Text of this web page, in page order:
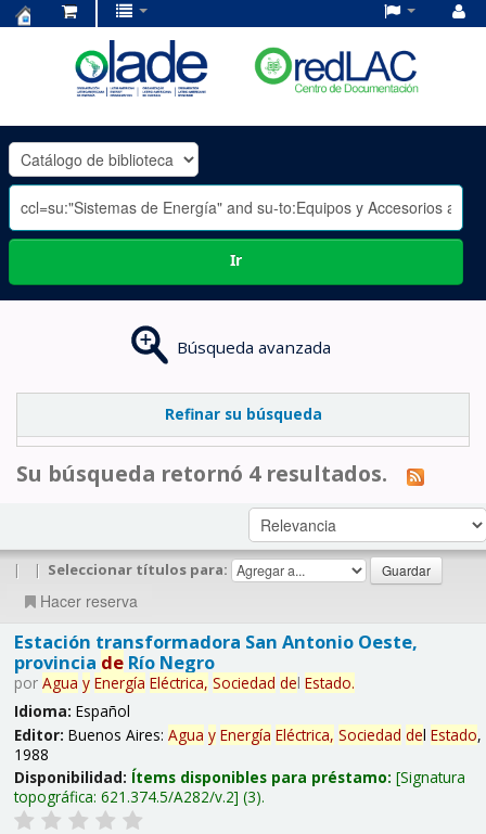
OLADE
-
Ir
Búsqueda avanzada
Refinar su búsqueda
Su búsqueda retornó 4 resultados.
| | Seleccionar títulos para:
Hacer reserva
Estación transformadora San Antonio Oeste,
provincia deRío Negro
por Agua y Energía Eléctrica, Sociedad del Estado.
Idioma: Español
Editor: Buenos Aires: Agua y Energía Eléctrica, Sociedad del Estado,
1988
Disponibilidad: Ítems disponibles para préstamo: Signatura
topográfica: 621.374.5/A282/v.2 (3).